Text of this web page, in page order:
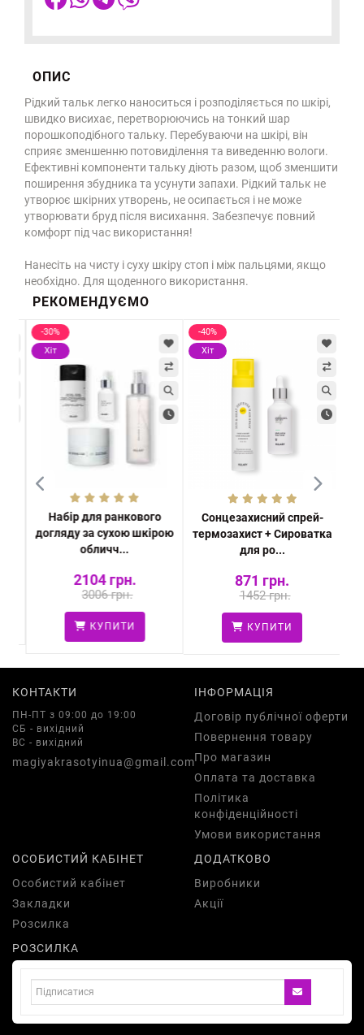
ОПИС
Рідкий тальк легко наноситься і розподіляється по шкірі,
швидко висихає, перетворюючись на тонкий шар
порошкоподібного тальку. Перебуваючи на шкірі, він
сприяє зменшенню потовиділення та виведенню вологи.
Ефективні компоненти тальку діють разом, щоб зменшити
поширення збудника та усунути запахи. Рідкий тальк не
утворює шкірних утворень, не осипається і не може
утворювати бруд після висихання. Забезпечує повний
комфорт під час використання!
Нанесіть на чисту і суху шкіру стоп і між пальцями, якщо
необхідно. Для щоденного використання.
РЕКОМЕНДУЄМО
-30%
Хіт
Набір для ранкового
догляду за сухою шкірою
обличч...
2104 грн.
3006 грн.
КУПИТИ
-40%
Хіт
Сонцезахисний спрей-
термозахист + Сироватка
для ро...
871 грн.
1452 грн.
КУПИТИ
КОНТАКТИ
ПН-ПТ з 09:00 до 19:00
СБ - вихідний
ВС - вихідний
magiyakrasotyinua@gmail.com
ІНФОРМАЦІЯ
Договір публічної оферти
Повернення товару
Про магазин
Оплата та доставка
Політика
конфіденційності
Умови використання
ОСОБИСТИЙ КАБІНЕТ
Особистий кабінет
Закладки
Розсилка
ДОДАТКОВО
Виробники
Акції
РОЗСИЛКА